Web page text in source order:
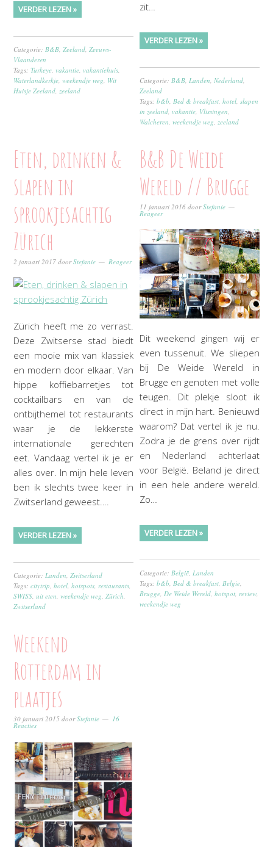
VERDER LEZEN »
Categorie: B&B Zeeland Zeeuws-
Vlaanderen
Tags:Turkeye vakantie vakantiehuis
Waterlandkerkje ,weekendje weg Wit
Huisje Zeeland zeeland
zit…
VERDER LEZEN »
Categorie:B&B,Landen,Nederland,
Zeeland
Tags:b&b,Bed & breakfast,hotel,slapen
in zeeland, vakantie, Vlissingen,
Walcheren,weekendje weg,zeeland
Eten, drinken &
slapen in
sprookjesachtig
Zürich
2 januari 2017 doorStefanie Reageer
Zürich heeft me zo verrast.
Deze Zwitserse stad biedt
een mooie mix van klassiek
en modern door elkaar. Van
hippe koffiebarretjes tot
cocktailbars en van de
ontbijthemel tot restaurants
waar je de lekkerste
internationale gerechten
eet. Vandaag vertel ik je er
alles over. In mijn hele leven
ben ik slechts twee keer in
Zwitserland geweest….
VERDER LEZEN »
Categorie:Landen,Zwitserland
Tags:citytrip,hotel,hotspots,restaurants,
SWISS,uit eten,weekendje weg,Zürich,
Zwitserland
B&B De Weide
Wereld // Brugge
11 januari 2016 doorStefanie
Reageer
Dit weekend gingen wij er
even tussenuit. We sliepen
bij De Weide Wereld in
Brugge en genoten met volle
teugen. Dit plekje sloot ik
direct in mijn hart. Benieuwd
waarom? Dat vertel ik je nu.
Zodra je de grens over rijdt
en Nederland achterlaat
voor België. Beland je direct
in een hele andere wereld.
Zo…
VERDER LEZEN »
Categorie:België,Landen
Tags:b&b,Bed & breakfast,Belgie,
Brugge,De Weide Wereld,hotspot,review,
weekendje weg
Weekend
Rotterdam in
plaatjes
30 januari 2015 doorStefanie 16
Reacties